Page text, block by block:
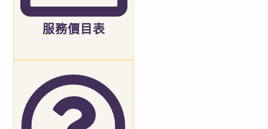
服務價目表